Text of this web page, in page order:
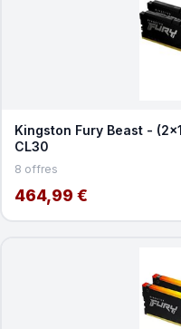
Kingston Fury Beast -
CL30
8 offres
464,99 €